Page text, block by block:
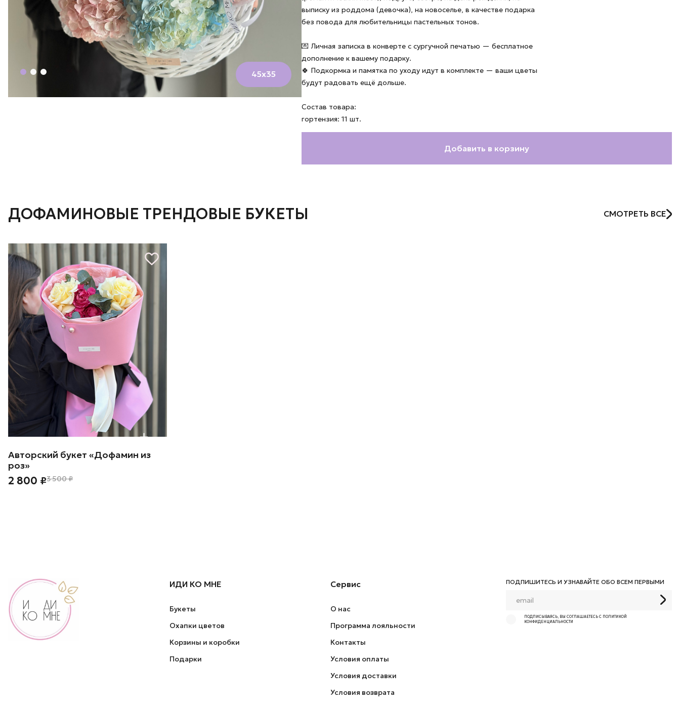
45х35
выписку из роддома (девочка), на новоселье, в качестве подарка
без повода для любительницы пастельных тонов.
💌 Личная записка в конверте с сургучной печатью — бесплатное
дополнение к вашему подарку.
🍀 Подкормка и памятка по уходу идут в комплекте — ваши цветы
будут радовать ещё дольше.
Состав товара:
гортензия: 11 шт.
Добавить в корзину
ДОФАМИНОВЫЕ ТРЕНДОВЫЕ БУКЕТЫ СМОТРЕТЬ ВСЕ
Авторский букет «Дофамин из
роз»
2 800 ₽3 500 ₽
ИДИ КО МНЕ
Букеты
Охапки цветов
Корзины и коробки
Подарки
Сервис
О нас
Программа лояльности
Контакты
Условия оплаты
Условия доставки
Условия возврата
ПОДПИШИТЕСЬ И УЗНАВАЙТЕ ОБО ВСЕМ ПЕРВЫМИ
ПОДПИСЫВАЯСЬ, ВЫ СОГЛАШАЕТЕСЬ С ПОЛИТИКОЙ
КОНФИДЕНЦИАЛЬНОСТИ